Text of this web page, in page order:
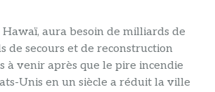
Hawaï, aura besoin de milliards de
de secours et de reconstruction
à venir après que le pire incendie
Unis en un siècle a réduit la ville